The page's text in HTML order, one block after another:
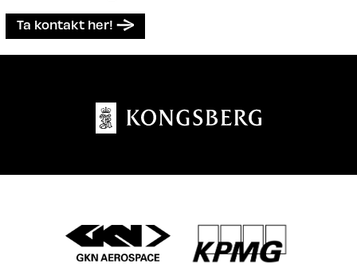
Ta kontakt her!